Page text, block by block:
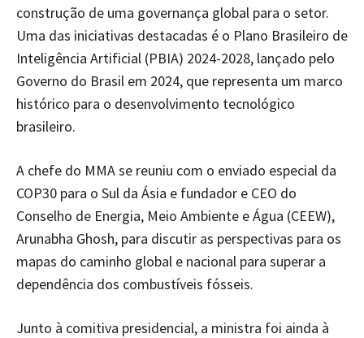
construção de uma governança global para o setor.
Uma das iniciativas destacadas é o Plano Brasileiro de
Inteligência Artificial (PBIA) 2024-2028, lançado pelo
Governo do Brasil em 2024, que representa um marco
histórico para o desenvolvimento tecnológico
brasileiro.
A chefe do MMA se reuniu com o enviado especial da
COP30 para o Sul da Ásia e fundador e CEO do
Conselho de Energia, Meio Ambiente e Água (CEEW),
Arunabha Ghosh, para discutir as perspectivas para os
mapas do caminho global e nacional para superar a
dependência dos combustíveis fósseis.
Junto à comitiva presidencial, a ministra foi ainda à